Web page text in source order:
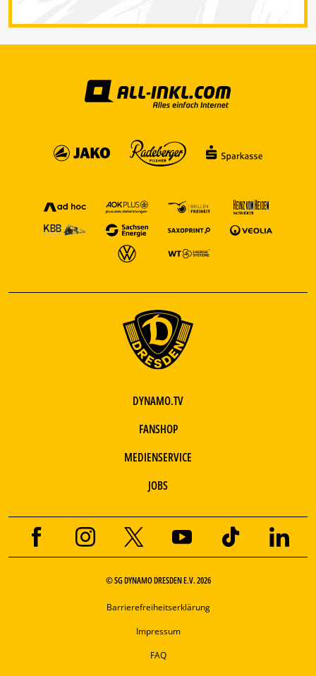
DYNAMO.TV
FANSHOP
MEDIENSERVICE
JOBS
© SG DYNAMO DRESDEN E.V. 2026
Barrierefreiheitserklärung
Impressum
FAQ